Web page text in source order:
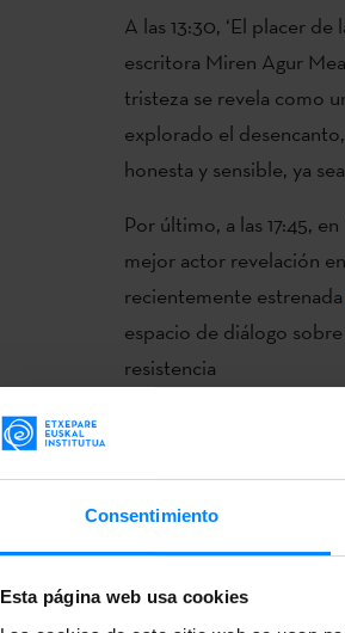
Consentimiento
Esta página web usa cookies
A las 13:30, ‘El placer
escritora Miren Agur
tristeza se revela como
explorado el
honesta y sensible, ya
Por último, a las 17:45,
mejor actor revelación
recientemente estrenada
espacio de diálogo
resistencia
España. La propuesta